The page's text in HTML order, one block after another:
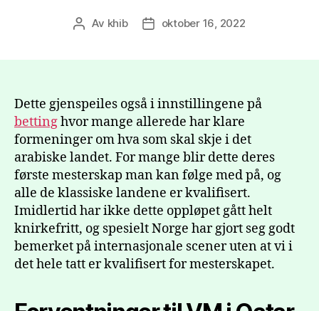
Innleggsforfatter
Av khib Publiseringsdato
oktober 16, 2022
Dette gjenspeiles også i innstillingene på
bettinghvor mange allerede har klare
formeninger om hva som skal skje i det
arabiske landet. For mange blir dette deres
første mesterskap man kan følge med på, og
alle de klassiske landene er kvalifisert.
Imidlertid har ikke dette oppløpet gått helt
knirkefritt, og spesielt Norge har gjort seg godt
bemerket på internasjonale scener uten at vi i
det hele tatt er kvalifisert for mesterskapet.